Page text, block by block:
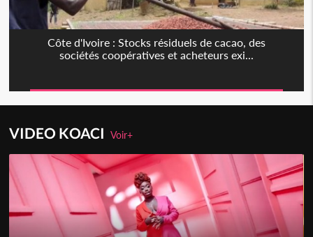
Côte d'Ivoire : Stocks résiduels de cacao, des
sociétés coopératives et acheteurs exi...
VIDEO KOACIVoir+